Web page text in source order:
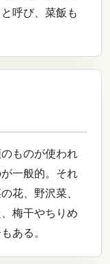
呼び、菜飯も
ものが使われ
一般的。それ
花、野沢菜、
梅干やちりめ
ある。